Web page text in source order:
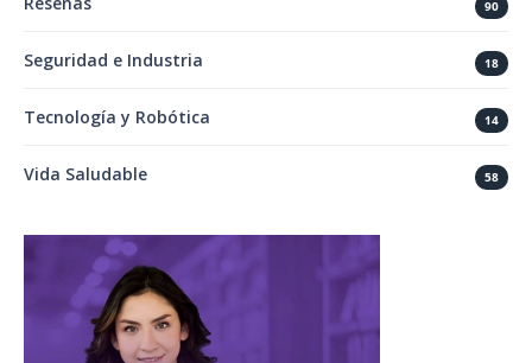
90
Seguridad e Industria 18
Tecnología y Robótica 14
Vida Saludable 58